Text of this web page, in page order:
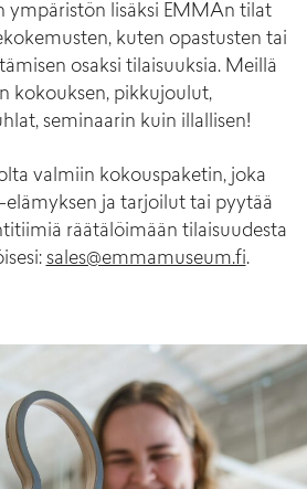
ympäristön lisäksi EMMAn tilat
kuten opastusten tai
osaksi tilaisuuksia. Meillä
kokouksen, pikkujoulut,
seminaarin kuin illallisen!
valmiin kokouspaketin, joka
elämyksen ja tarjoilut tai pyytää
räätälöimään tilaisuudesta
sales@emmamuseum.fi.